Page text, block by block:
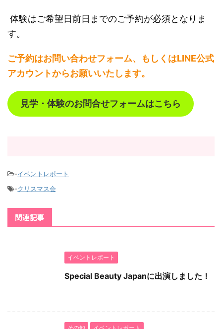
体験はご希望日前日までのご予約が必須となりま
す。
ご予約はお問い合わせフォーム、もしくはLINE公式
アカウントからお願いいたします。
見学・体験のお問合せフォームはこちら
-イベントレポート
-クリスマス会
関連記事
イベントレポート
Special Beauty Japanに出演しました！